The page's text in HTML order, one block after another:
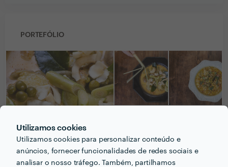
Utilizamos cookies
Utilizamos cookies para personalizar conteúdo e
anúncios, fornecer funcionalidades de redes sociais e
analisar o nosso tráfego. Também, partilhamos
PORTEFÓLIO